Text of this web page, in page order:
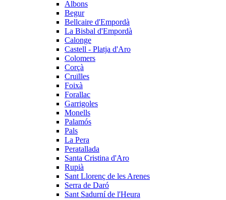
Albons
Begur
Bellcaire d'Empordà
La Bisbal d'Empordà
Calonge
Castell - Platja d'Aro
Colomers
Corçà
Cruïlles
Foixà
Forallac
Garrigoles
Monells
Palamós
Pals
La Pera
Peratallada
Santa Cristina d'Aro
Rupià
Sant Llorenç de les Arenes
Serra de Daró
Sant Sadurní de l'Heura